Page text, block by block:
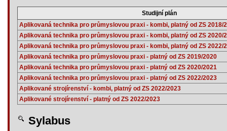
Studijní plán
Aplikovaná technika pro průmyslovou praxi - kombi, platný od ZS 2018/
Aplikovaná technika pro průmyslovou praxi - kombi, platný od ZS 2020/
Aplikovaná technika pro průmyslovou praxi - kombi, platný od ZS 2022/
Aplikovaná technika pro průmyslovou praxi - platný od ZS 2019/2020
Aplikovaná technika pro průmyslovou praxi - platný od ZS 2020/2021
Aplikovaná technika pro průmyslovou praxi - platný od ZS 2022/2023
Aplikované strojírenství - kombi, platný od ZS 2022/2023
Aplikované strojírenství - platný od ZS 2022/2023
Sylabus